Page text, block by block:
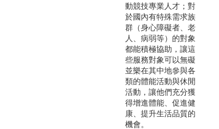
動競技專業人才；對
於國內有特殊需求族
群（身心障礙者、老
人、病弱等）的對象
都能積極協助，讓這
些服務對象可以無礙
並樂在其中地參與各
類的體能活動與休閒
活動，讓他們充分獲
得增進體能、促進健
康、提升生活品質的
機會。